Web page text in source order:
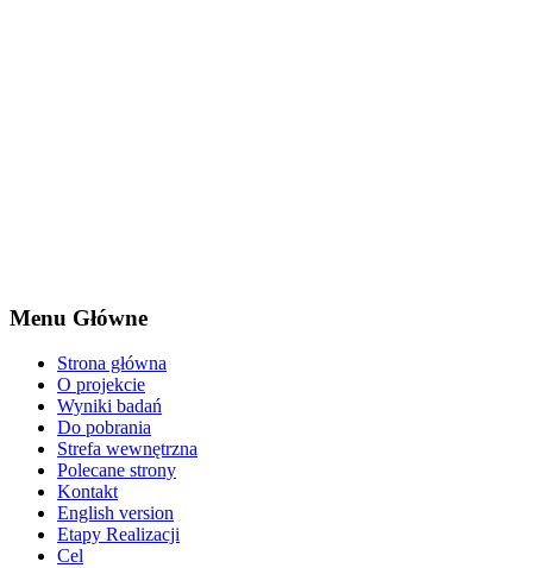
Menu Główne
Strona główna
O projekcie
Wyniki badań
Do pobrania
Strefa wewnętrzna
Polecane strony
Kontakt
English version
Etapy Realizacji
Cel